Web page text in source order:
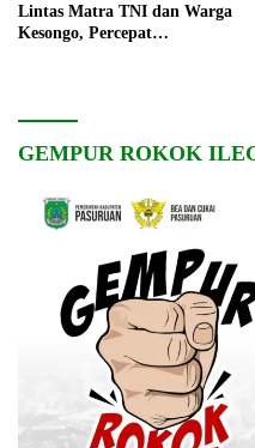
Lintas Matra TNI dan Warga
Kesongo, Percepat
GEMPUR ROKOK